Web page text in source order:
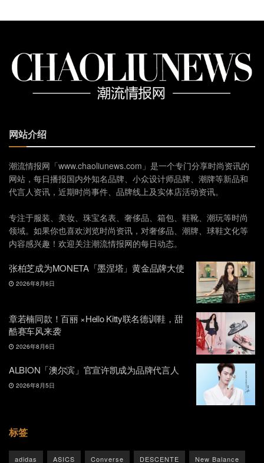
网站介绍
潮流情报网「www.chaoliunews.com」是一个专门分享时尚资讯的
网站，每日播报国内外知名品牌、小众设计师品牌、潮牌等新品和
代言人资讯，近期时尚事件、品牌线上及实体店活动资讯。
专注于服装、美妆、珠宝名表、奢侈品、箱包、鞋靴、潮玩等时尚
领域。如果你也喜欢浏览时尚资讯，对奢侈品、潮牌、球鞋文化等
内容感兴趣！欢迎关注潮流情报网的每日动态。
张柏芝成为MONETA「墨涅塔」黄金品牌大使
2026年8月6日
章若楠同款！百丽 ×Hello Kitty联名德训鞋，甜
酷赛车风来袭
2026年8月6日
ALBION「澳尔滨」官宣许凯成为品牌代言人
2026年8月5日
标签
adidas ASICS Converse DESCENTE New Balance